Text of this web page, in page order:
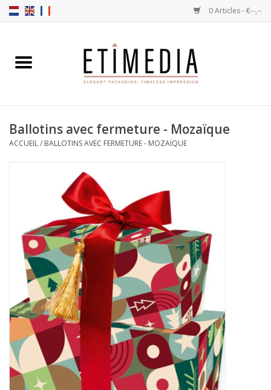
0 Articles - €--,--
Accueil
Transparantes
Rubans & Etiquettes
Articles à remplir
Boîtes
Fleurs & deco
Cabas
Nouveautés 2026
Ballotins avec fermeture - Mozaïque
ACCUEIL/ BALLOTINS AVEC FERMETURE - MOZAÏQUE